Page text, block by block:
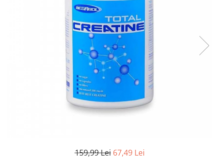
Pulsoximetre de deget
Pulsoximetre profesionale
Monitorizare medicala
Spirometre portabile
Accesorii spirometre
Consumabile medicale
Suporturi ortopedice si orteze
Articole ingrijire copii
Aspiratoare nazale
Incalzitoare si sterilizatoare
159,99 Lei 67,49 Lei